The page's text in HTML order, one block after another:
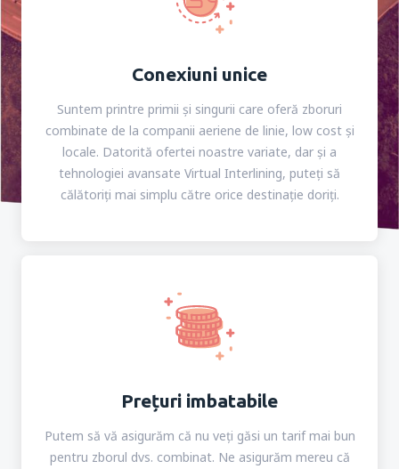
Conexiuni unice
Suntem printre primii și singurii care oferă zboruri
combinate de la companii aeriene de linie, low cost și
locale. Datorită ofertei noastre variate, dar și a
tehnologiei avansate Virtual Interlining, puteți să
călătoriți mai simplu către orice destinație doriți.
Prețuri imbatabile
Putem să vă asigurăm că nu veți găsi un tarif mai bun
pentru zborul dvs. combinat. Ne asigurăm mereu că